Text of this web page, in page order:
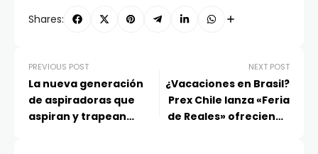
Shares:
PREVIOUS POST
La nueva generación
de aspiradoras que
aspiran y trapean
NEXT POST
¿Vacaciones en Brasil?
Prex Chile lanza «Feria
de Reales» ofreciendo